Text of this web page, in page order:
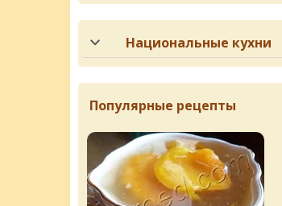
Национальные кухни
Популярные рецепты